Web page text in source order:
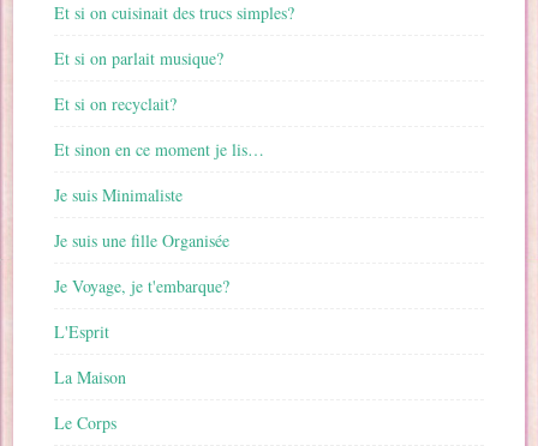
Et si on cuisinait des trucs simples?
Et si on parlait musique?
Et si on recyclait?
Et sinon en ce moment je lis…
Je suis Minimaliste
Je suis une fille Organisée
Je Voyage, je t'embarque?
L'Esprit
La Maison
Le Corps